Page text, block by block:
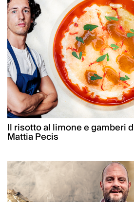
Il risotto al limone e gamberi
Mattia Pecis